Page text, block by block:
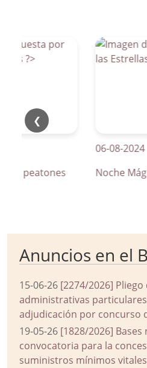
❮
de peatones
06-08-2024
Noche
Anuncios en el
15-06-26 [2274/2026] Pliego
administrativas
adjudicación por concurso
19-05-26 [1828/2026]
convocatoria para la
suministros mínimos